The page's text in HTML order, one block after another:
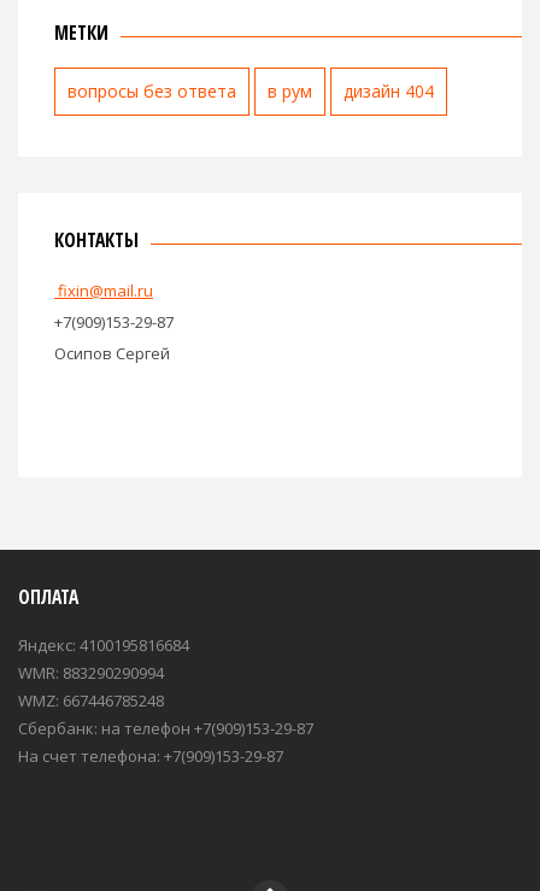
МЕТКИ
вопросы без ответа в рум дизайн 404
КОНТАКТЫ
fixin@mail.ru
+7(909)153-29-87
Осипов Сергей
ОПЛАТА
Яндекс: 4100195816684
WMR: 883290290994
WMZ: 667446785248
Сбербанк: на телефон +7(909)153-29-87
На счет телефона: +7(909)153-29-87